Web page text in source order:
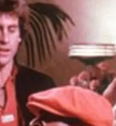
Bluesky